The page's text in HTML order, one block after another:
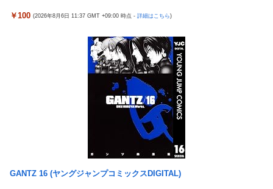
ィギュア【彩色原型公開】
て面白いやろ？」みたいな寒い奴
三菱自動車、「パジェロ」の中型版・小型版も発売へ
【ウルトラQ】 「ナメゴン」とかいうシリーズ初の宇宙怪獣
【衝撃】 中国製ルーター20機種にバックドア発見！ ネットに繋
ぐだけで35秒ごとに中国のサーバーと通信
【艦これ】 募：ヴィスビィの触媒
影山優佳、赤ランジェリー×網タイツがスケベ過ぎる！只の痴女
西武・中村剛也、一軍昇格が秒読み！
￥100 (2026年8月6日 11:37 GMT +09:00 時点 - 詳細はこちら)
GANTZ 16 (ヤングジャンプコミックスDIGITAL)